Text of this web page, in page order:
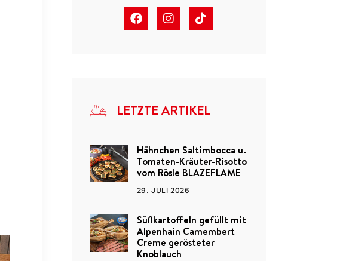
LETZTE ARTIKEL
Hähnchen Saltimbocca u.
Tomaten-Kräuter-Risotto
vom Rösle BLAZEFLAME
29. JULI 2026
Süßkartoffeln gefüllt mit
Alpenhain Camembert
Creme gerösteter
Knoblauch